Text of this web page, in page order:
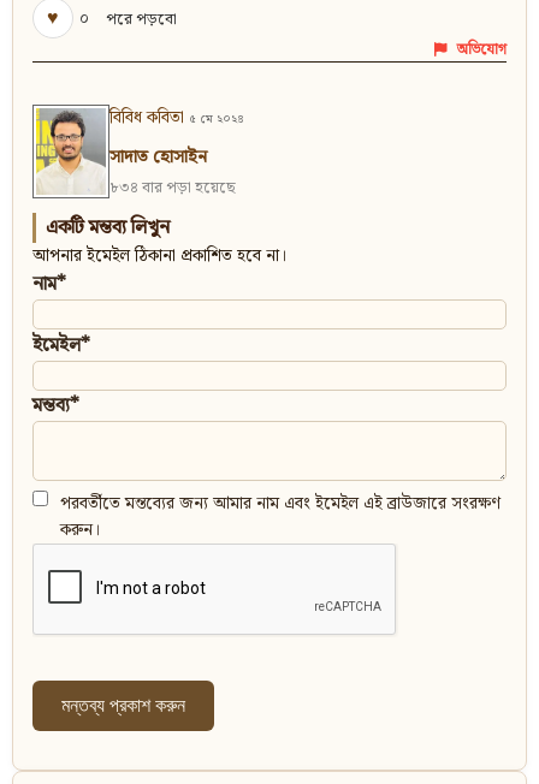
♥
০ পরে পড়বো
অভিযোগ
বিবিধ কবিতা ৫ মে ২০২৪
সাদাত হোসাইন
৮৩৪ বার পড়া হয়েছে
একটি মন্তব্য লিখুন
আপনার ইমেইল ঠিকানা প্রকাশিত হবে না।
নাম*
ইমেইল*
মন্তব্য*
পরবর্তীতে মন্তব্যের জন্য আমার নাম এবং ইমেইল এই ব্রাউজারে সংরক্ষণ
করুন।